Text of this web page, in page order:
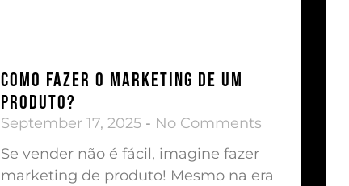
Como fazer o marketing de um
produto?
September 17, 2025
No Comments
Se vender não é fácil, imagine fazer
marketing de produto! Mesmo na era